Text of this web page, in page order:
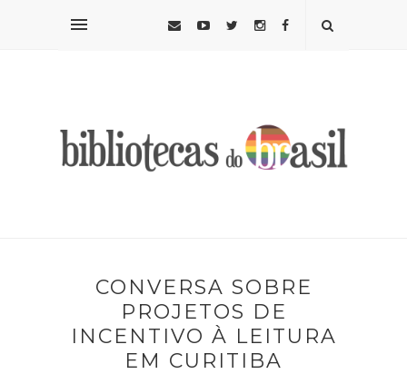
CONVERSA SOBRE
PROJETOS DE
INCENTIVO À LEITURA
EM CURITIBA